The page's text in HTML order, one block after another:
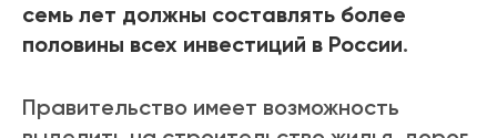
семь лет должны составлять более
половины всех инвестиций в России.
Правительство имеет возможность